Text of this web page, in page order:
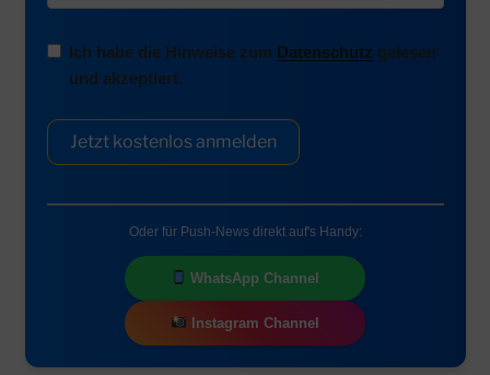
Ich habe die Hinweise zum Datenschutz gelesen
und akzeptiert.
Jetzt kostenlos anmelden
Oder für Push-News direkt auf's Handy:
WhatsApp Channel
Instagram Channel